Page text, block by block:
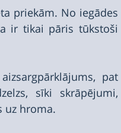
priekām. No iegādes
ir tikai pāris tūkstoši
pat
sīki skrāpējumi,
uz hroma.